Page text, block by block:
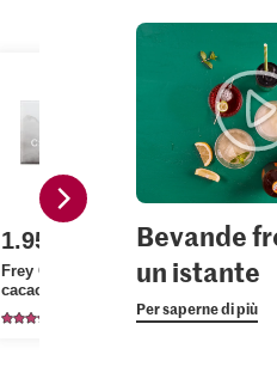
1.95
Frey Crémant 55% di
cacao
0.45
M-
Bevande
un istante
Per saperne di più